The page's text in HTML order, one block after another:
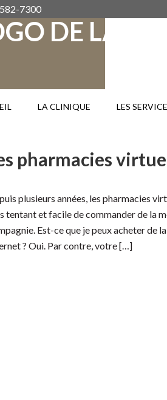
7300
LA CLINIQUE LES
pharmacies
plusieurs années, les pharmacies
tentant et facile de commander de la
Est-ce que je peux acheter de
? Oui. Par contre, votre […]